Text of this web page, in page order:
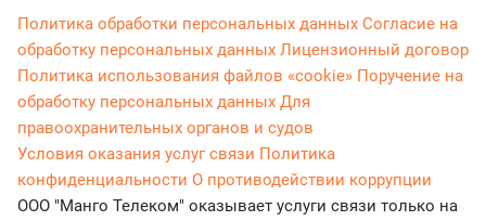
Политика обработки персональных данных Согласие на
обработку персональных данных Лицензионный договор
Политика использования файлов «cookie» Поручение на
обработку персональных данных Для
правоохранительных органов и судов
Условия оказания услуг связи Политика
конфиденциальности О противодействии коррупции
ООО "Манго Телеком" оказывает услуги связи только на